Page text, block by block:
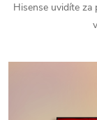
Hisense uvidíte za